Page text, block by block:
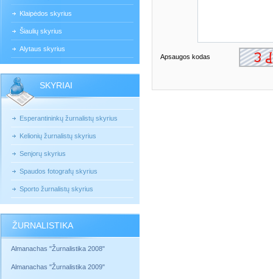
Klaipėdos skyrius
Šiaulių skyrius
Alytaus skyrius
SKYRIAI
Esperantininkų žurnalistų skyrius
Kelionių žurnalistų skyrius
Senjorų skyrius
Spaudos fotografų skyrius
Sporto žurnalistų skyrius
ŽURNALISTIKA
Almanachas "Žurnalistika 2008"
Almanachas "Žurnalistika 2009"
Apsaugos kodas